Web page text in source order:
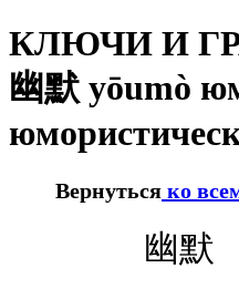
КЛЮЧИ И
幽默 yōumò
Вернуться ко
幽默